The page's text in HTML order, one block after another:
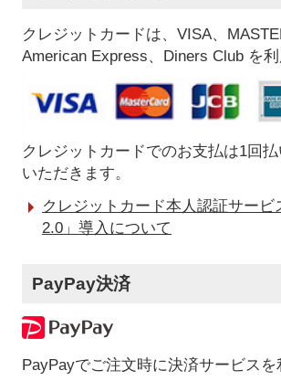
クレジットカードは、VISA、
American Express、Diners Club を利
クレジットカードでのお支払は1回
いただきます。
クレジットカード本人認証サービ
2.0」導入について
PayPay決済
PayPayでご注文時に決済サービスを